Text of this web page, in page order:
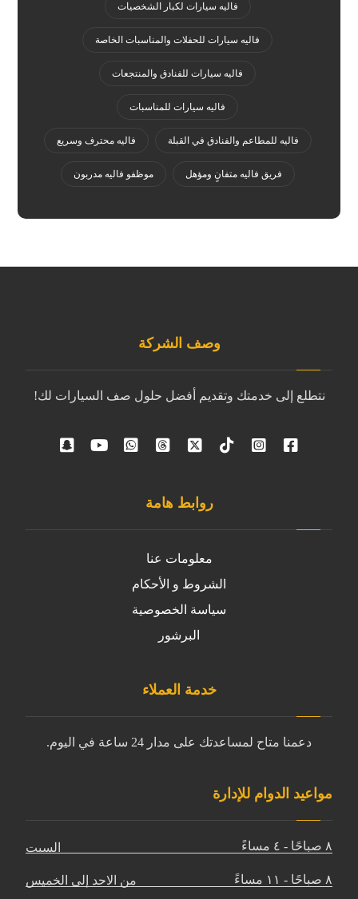
فاليه سيارات لكبار الشخصيات
فاليه سيارات للحفلات والمناسبات الخاصة
فاليه سيارات للفنادق والمنتجعات
فاليه سيارات للمناسبات
فاليه للمطاعم والفنادق في القبلة فاليه محترف وسريع
فريق فاليه متفانٍ ومؤهل موظفو فاليه مدربون
وصف الشركة
نتطلع إلى خدمتك وتقديم أفضل حلول صف السيارات لك!
روابط هامة
معلومات عنا
الشروط و الأحكام
سياسة الخصوصية
البرشور
خدمة العملاء
دعمنا متاح لمساعدتك على مدار 24 ساعة في اليوم.
مواعيد الدوام للإدارة
السبت ٨ صباحًا - ٤ مساءً
من الاحد إلى الخميس ٨ صباحًا - ١١ مساءً